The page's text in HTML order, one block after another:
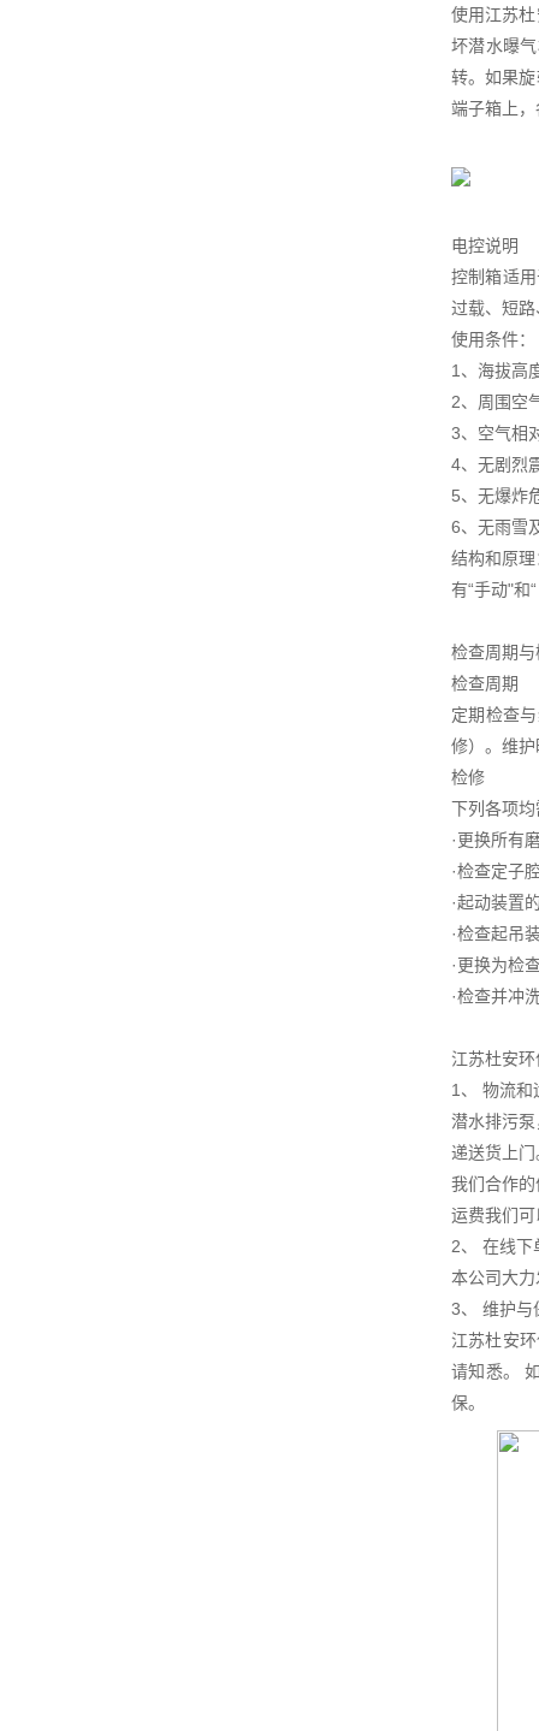
使用江苏
坏潜水曝
转。如果
端子箱上
电控说明
控制箱适
过载、短
使用条件：
1、海拔高
2、周围空
3、空气相
4、无剧烈
5、无爆炸
6、无雨雪
结构和原
有“手动"和
检查周期
检查周期
定期检查
修）。维
检修
下列各项
·更换所有
·检查定子
·起动装置
·检查起吊
·更换为检
·检查并冲
江苏杜安
1、 物流和
潜水排污
递送货上门
我们合作
运费我们
2、 在线下
本公司大
3、 维护与
江苏杜安
请知悉。
保。